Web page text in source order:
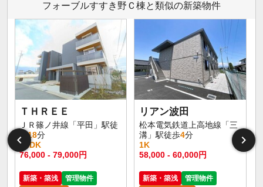
フォーブルすすき野Ｃ棟と類似の新築物件
ＴＨＲＥＥ
ＪＲ篠ノ井線「平田」駅徒
歩18分
1LDK
76,000 - 79,000円
新築・築浅
管理物件
リアン波田
松本電気鉄道上高地線「三
溝」駅徒歩4分
1K
58,000 - 60,000円
新築・築浅
管理物件